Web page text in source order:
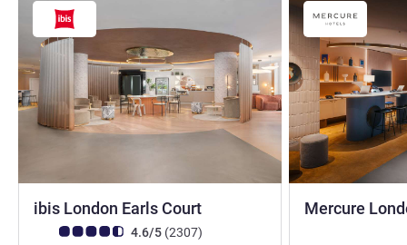
ibis London Earls Court
Catatan tamu Avis (Peringkat ALL)
4.6/5 (2307ulasan
)
Mercure